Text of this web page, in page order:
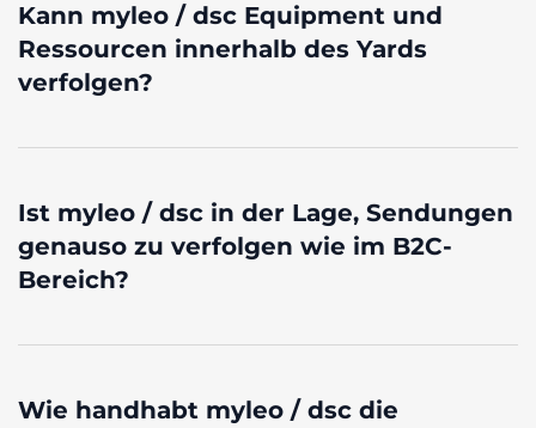
Kann myleo / dsc Equipment und
Ressourcen innerhalb des Yards
verfolgen?
Ist myleo / dsc in der Lage, Sendungen
genauso zu verfolgen wie im B2C-
Bereich?
Wie handhabt myleo / dsc die